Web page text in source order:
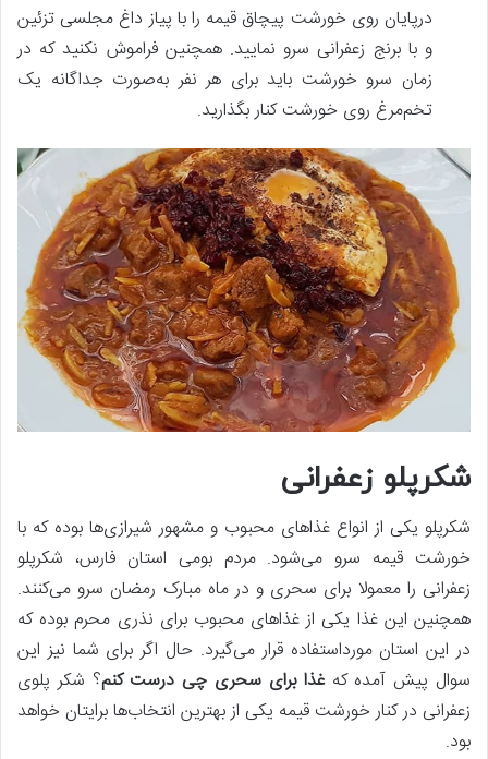
درپایان روی خورشت پیچاق قیمه را با پیاز داغ مجلسی تزئین
و با برنج زعفرانی سرو نمایید. همچنین فراموش نکنید که در
زمان سرو خورشت باید برای هر نفر به‌صورت جداگانه یک
تخم‌مرغ روی خورشت کنار بگذارید.
شکرپلو زعفرانی
شکرپلو یکی از انواع غذاهای محبوب و مشهور شیرازی‌ها بوده که با
خورشت قیمه سرو می‌شود. مردم بومی استان فارس، شکرپلو
زعفرانی را معمولا برای سحری و در ماه مبارک رمضان سرو می‌کنند.
همچنین این غذا یکی از غذاهای محبوب برای نذری محرم بوده که
در این استان مورداستفاده قرار می‌گیرد. حال اگر برای شما نیز این
سوال پیش آمده کهغذا برای سحری چی درست کنم؟ شکر پلوی
زعفرانی در کنار خورشت قیمه یکی از بهترین انتخاب‌ها برایتان خواهد
بود.